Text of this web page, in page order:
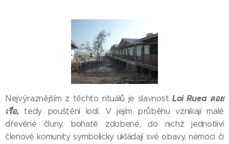
Nejvýraznějším z těchto rituálů je slavnost Loi Ruea ลอย
เรือ, tedy pouštění lodí. V jejím průběhu vznikají malé
dřevěné čluny, bohatě zdobené, do nichž jednotliví
členové komunity symbolicky ukládají své obavy, nemoci či